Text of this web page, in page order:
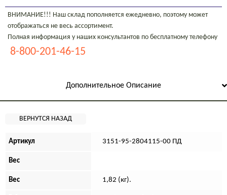
ВНИМАНИЕ!!! Наш склад пополняется ежедневно, поэтому может
отображаться не весь ассортимент.
Полная информация у наших консультантов по бесплатному телефону
8-800-201-46-15
Дополнительное Описание
Артикул 3151-95-2804115-00 ПД
Вес
Вес 1,82 (кг).